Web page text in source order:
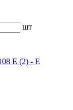
шт
Е (2) - Е